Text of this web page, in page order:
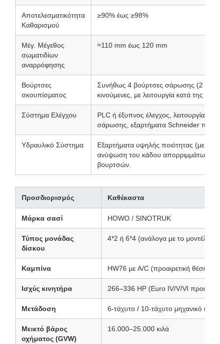
Αποτελεσματικότητα
Καθαρισμού
≥90% έως ≥98%
Μέγ. Μέγεθος
σωματιδίων
αναρρόφησης
≈110 mm έως 120 mm
Βούρτσες
σκουπίσματος
Συνήθως 4 βούρτσες σάρωσης (2 σε
κινούμενες, με λειτουργία κατά της
Σύστημα Ελέγχου
PLC ή έξυπνος έλεγχος, λειτουργία με
σάρωσης, εξαρτήματα Schneider που
Υδραυλικό Σύστημα
Εξαρτήματα υψηλής ποιότητας
ανύψωση του κάδου απορριμμάτων και
βουρτσών.
Προσδιορισμός Καθέκαστα
Μάρκα σασί HOWO / SINOTRUK
Τύπος μονάδας
δίσκου
4*2 ή 6*4 (ανάλογα με το μοντέλο)
Καμπίνα HW76 με A/C (προαιρετική θέση
Ισχύς κινητήρα 266–336 HP (Euro IV/V/VI
Μετάδοση 6-τάχυτο / 10-τάχυτο μηχανικό
Μεικτό βάρος
οχήματος (GVW)
16.000–25.000 κιλά